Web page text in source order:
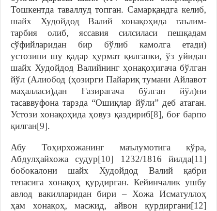
Тошкентда таваллуд топган. Самарқандга келиб,
шайх Худойдод Валий хонақоҳида таълим-
тарбия олиб, яссавия силсиласи пешқадам
сўфийларидан бир бўлиб камолга етади)
устозини шу қадар ҳурмат қилганки, ўз уйидан
шайх Худойдод Валийнинг ҳонақоҳигача бўлган
йўл (Алиобод (ҳозирги Пайариқ тумани Айлавот
маҳалласи)дан Ғазирагача бўлган йўл)ни
тасаввуфона тарзда “Ошиқлар йўли” деб атаган.
Устози хонақоҳида ҳовуз қаздириб[8], боғ барпо
қилган[9].
Абу Тоҳирхожанинг маълумотига кўра,
Абдулҳайхожа судур[10] 1232/1816 йилда[11]
бобокалони шайх Худойдод Валий қабри
тепасига хонақоҳ қурдирган. Кейинчалик ушбу
авлод вакилларидан бири – Хожа Исматуллоҳ
ҳам хонақоҳ, масжид, айвон қурдиргани[12]